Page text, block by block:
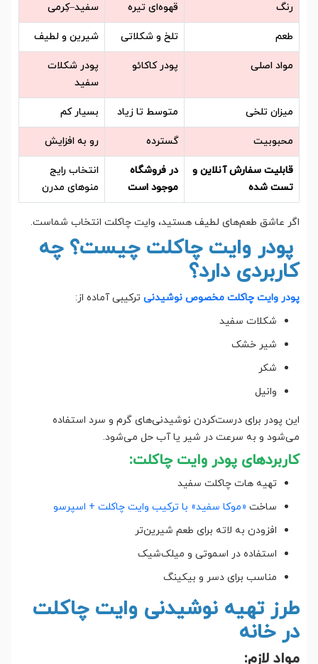
رنگ قهوه‌ای تیره سفید–کِرمی
طعم تلخ و شکلاتی شیرین و لطیف
مواد اصلی پودر کاکائو
پودر شکلات
سفید
میزان تلخی متوسط تا زیاد بسیار کم
محبوبیت گسترده رو به افزایش
قابلیت سفارش آنلاین و
تست شده
در فروشگاه
موجود است
انتخاب رایج
منوهای مدرن
اگر عاشق طعم‌های لطیف هستید، وایت چاکلت انتخاب شماست.
پودر وایت چاکلت چیست؟ چه
کاربردی دارد؟
پودر وایت چاکلت مخصوص نوشیدنی ترکیبی آماده از:
شکلات سفید
شیر خشک
شکر
وانیل
این پودر برای درست‌کردن نوشیدنی‌های گرم و سرد استفاده
می‌شود و به سرعت در شیر یا آب حل می‌شود.
کاربردهای پودر وایت چاکلت:
تهیه هات چاکلت سفید
ساخت «موکا سفید» با ترکیب وایت چاکلت + اسپرسو
افزودن به لاته برای طعم شیرین‌تر
استفاده در اسموتی و میلک‌شیک
مناسب برای دسر و بیکینگ
طرز تهیه نوشیدنی وایت چاکلت
در خانه
مواد لازم: